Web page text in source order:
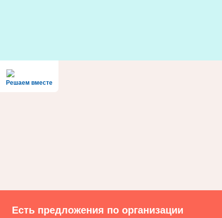
Решаем вместе
Есть предложения по организации